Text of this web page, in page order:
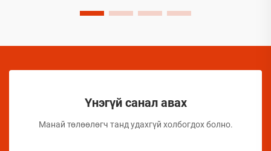
Үнэгүй санал авах
Манай төлөөлөгч танд удахгүй холбогдох болно.